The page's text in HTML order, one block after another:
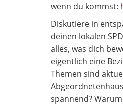
wenn du kommst:
Diskutiere in
deinen lokalen
alles, was dich
eigentlich eine
Themen sind
spannend?